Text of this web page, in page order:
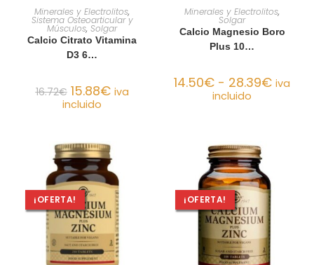
AÑADIR AL CARRITO
Minerales y Electrolitos,
Sistema Osteoarticular y
Músculos, Solgar
Calcio Citrato Vitamina
D3 6…
16.72€ 15.88€ iva
incluido
SELECCIONAR OPCIONES
Minerales y Electrolitos,
Solgar
Calcio Magnesio Boro
Plus 10…
14.50€ - 28.39€ iva
incluido
¡OFERTA! ¡OFERTA!